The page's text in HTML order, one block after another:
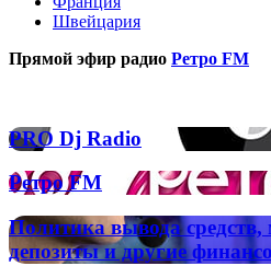
Швейцария
Прямой эфир радио Ретро FM
PRO
Dj
Radio
PRO Dj Radio
Ретро
FM
Ретро FM
Политика
вывода
Политика вывода
депозиты и другие